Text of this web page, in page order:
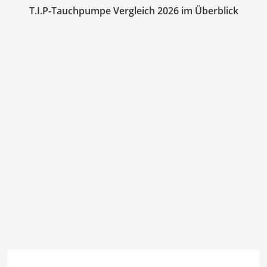
T.I.P-Tauchpumpe Vergleich 2026 im Überblick